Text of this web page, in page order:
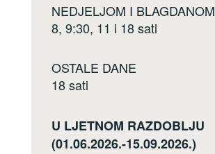
NEDJELJOM I BLAGDANOM
8, 9:30, 11 i 18 sati
OSTALE DANE
18 sati
U LJETNOM RAZDOBLJU
(01.06.2026.-15.09.2026.)